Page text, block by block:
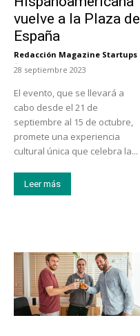
vuelve a la Plaza de
España
Redacción Magazine Startups
-
28 septiembre 2023
El evento, que se llevará a
cabo desde el 21 de
septiembre al 15 de octubre,
promete una experiencia
cultural única que celebra la...
Leer más